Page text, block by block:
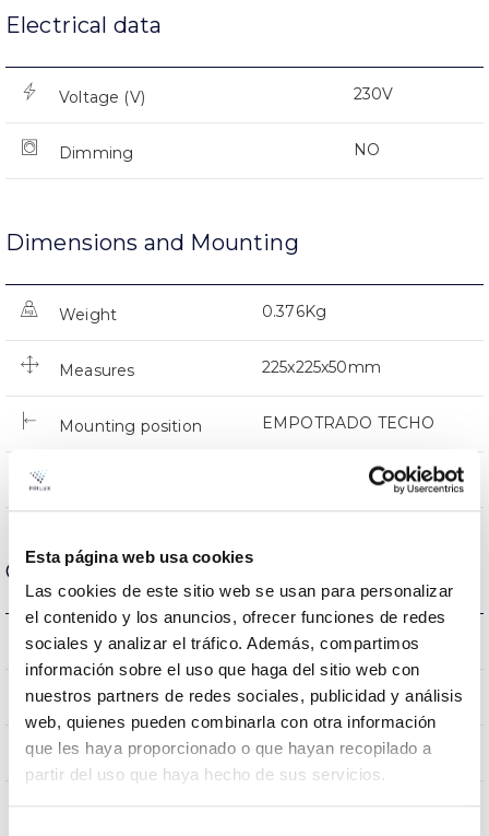
Esta página web usa cookies
Las cookies de este sitio web se usan para personalizar
el contenido y los anuncios, ofrecer funciones de redes
sociales y analizar el tráfico. Además, compartimos
información sobre el uso que haga del sitio web con
nuestros partners de redes sociales, publicidad y análisis
web, quienes pueden combinarla con otra información
que les haya proporcionado o que hayan recopilado a
partir del uso que haya hecho de sus servicios.
Electrical data
Voltage (V) 230V
Dimming NO
Dimensions and Mounting
Weight 0.376Kg
Measures 225x225x50mm
Mounting position EMPOTRADO TECHO
Optical data
Colour temperature 4000K
CRI Colour rendering index 80
Opening angle 100